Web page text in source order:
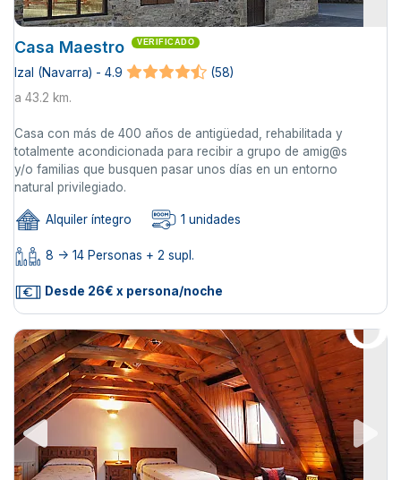
Casa Maestro VERIFICADO
Izal (Navarra) - 4.9
(58)
a 43.2 km.
Casa con más de 400 años de antigüedad, rehabilitada y
totalmente acondicionada para recibir a grupo de amig@s
y/o familias que busquen pasar unos días en un entorno
natural privilegiado.
Alquiler íntegro 1 unidades
8 -> 14 Personas + 2 supl.
Desde 26€ x persona/noche